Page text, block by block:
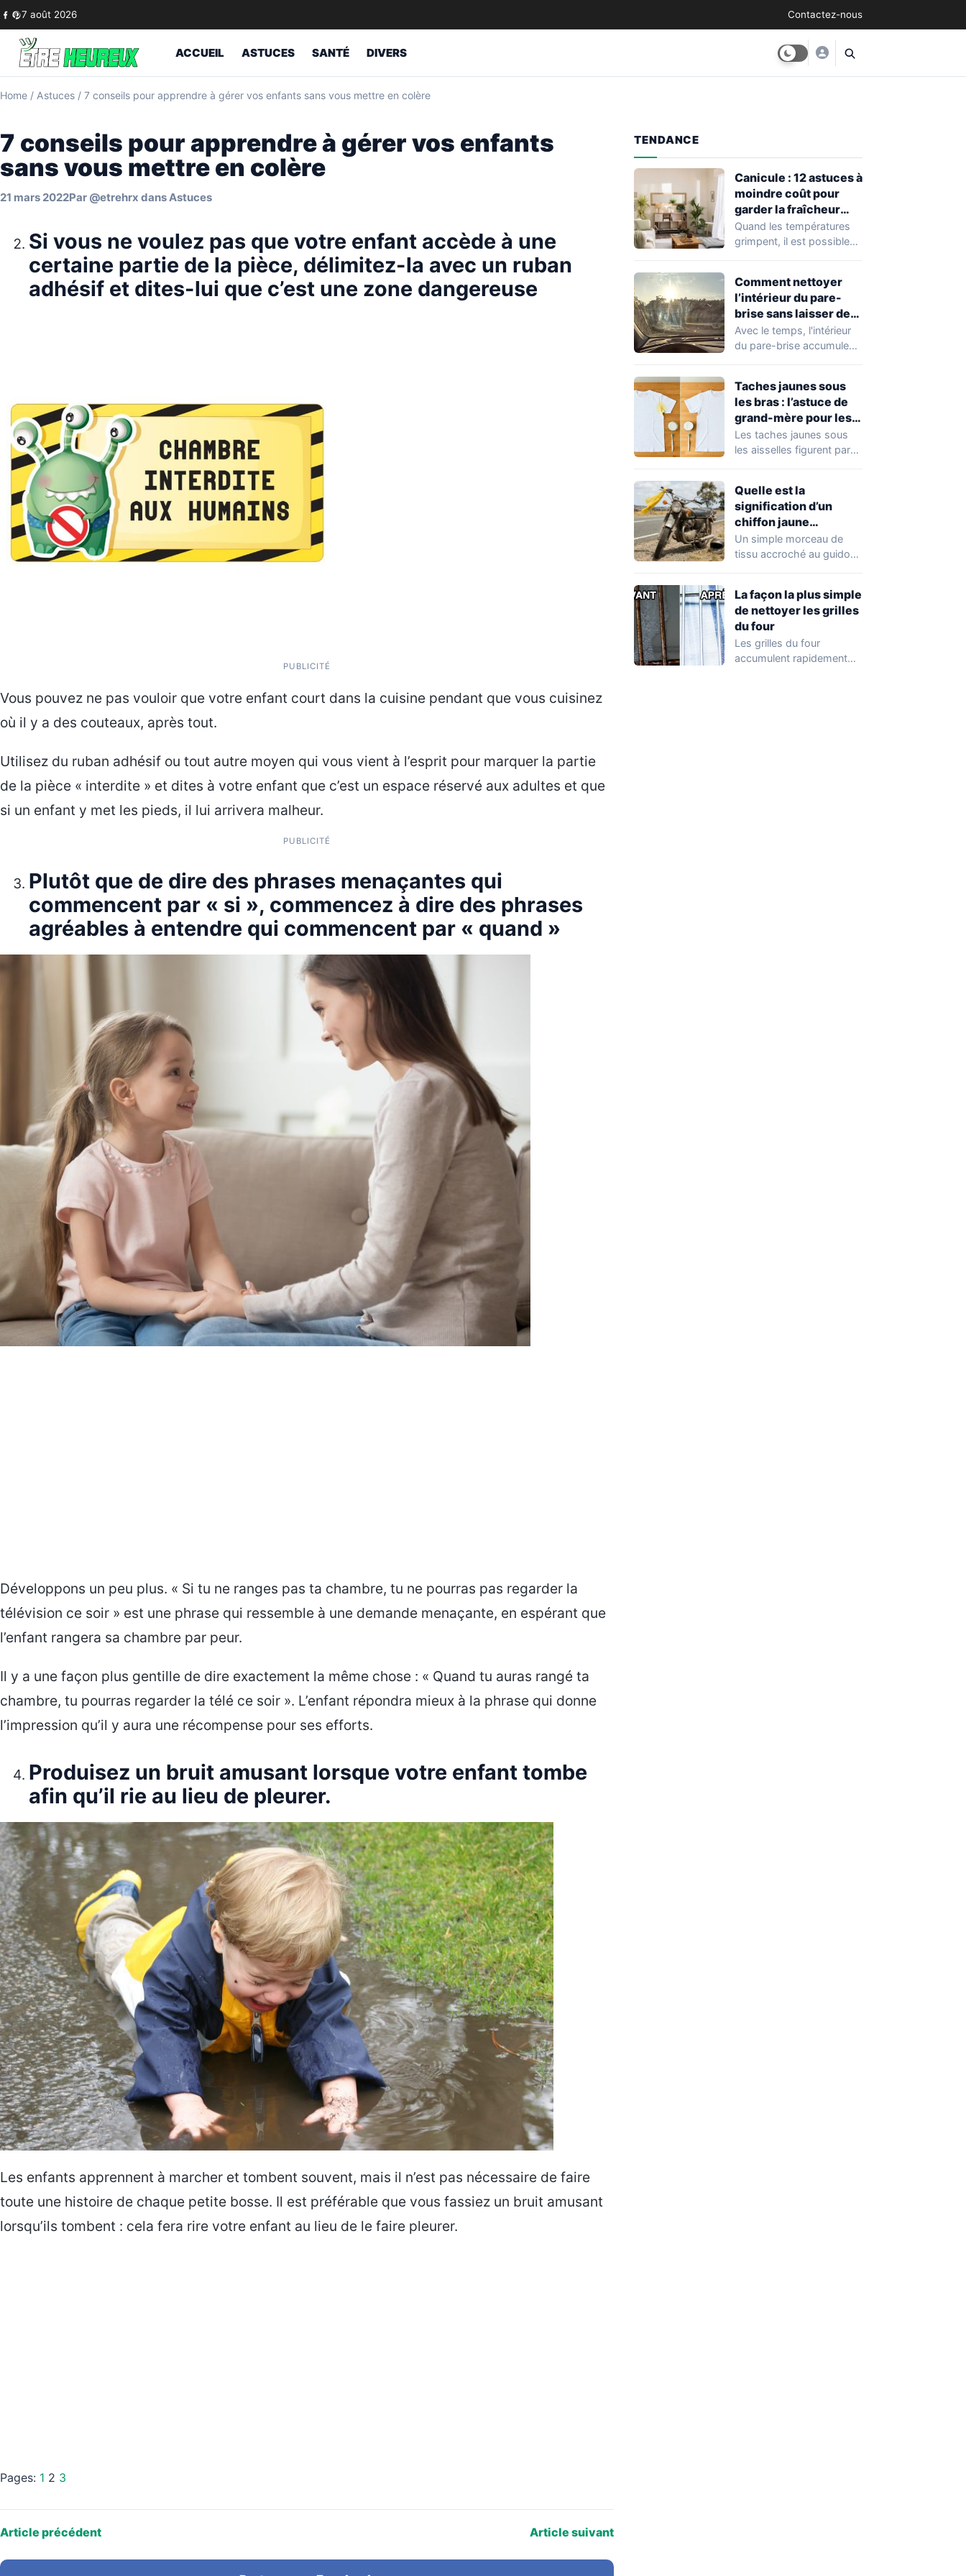
Skip to content
7 août 2026 Contactez-nous
ACCUEIL ASTUCES SANTÉ DIVERS
Home / Astuces / 7 conseils pour apprendre à gérer vos enfants sans vous mettre en colère
7 conseils pour apprendre à gérer vos enfants
sans vous mettre en colère
21 mars 2022Par @etrehrx dansAstuces
Si vous ne voulez pas que votre enfant accède à une
certaine partie de la pièce, délimitez-la avec un ruban
adhésif et dites-lui que c’est une zone dangereuse
PUBLICITÉ
Vous pouvez ne pas vouloir que votre enfant court dans la cuisine pendant que vous cuisinez
où il y a des couteaux, après tout.
Utilisez du ruban adhésif ou tout autre moyen qui vous vient à l’esprit pour marquer la partie
de la pièce « interdite » et dites à votre enfant que c’est un espace réservé aux adultes et que
si un enfant y met les pieds, il lui arrivera malheur.
PUBLICITÉ
Plutôt que de dire des phrases menaçantes qui
commencent par « si », commencez à dire des phrases
agréables à entendre qui commencent par « quand »
Développons un peu plus. « Si tu ne ranges pas ta chambre, tu ne pourras pas regarder la
télévision ce soir » est une phrase qui ressemble à une demande menaçante, en espérant que
l’enfant rangera sa chambre par peur.
Il y a une façon plus gentille de dire exactement la même chose : « Quand tu auras rangé ta
chambre, tu pourras regarder la télé ce soir ». L’enfant répondra mieux à la phrase qui donne
l’impression qu’il y aura une récompense pour ses efforts.
Produisez un bruit amusant lorsque votre enfant tombe
afin qu’il rie au lieu de pleurer.
Les enfants apprennent à marcher et tombent souvent, mais il n’est pas nécessaire de faire
toute une histoire de chaque petite bosse. Il est préférable que vous fassiez un bruit amusant
lorsqu’ils tombent : cela fera rire votre enfant au lieu de le faire pleurer.
Pages: 1 2 3
Article précédent Article suivant
TENDANCE
Canicule : 12 astuces à
moindre coût pour
garder la fraîcheur
chez soi
Quand les températures
grimpent, il est possible
Comment nettoyer
l’intérieur du pare-
brise sans laisser de
traces
Avec le temps, l'intérieur
du pare-brise accumule
Taches jaunes sous
les bras : l’astuce de
grand-mère pour les
faire disparaître
Les taches jaunes sous
les aisselles figurent parmi
Quelle est la
signification d’un
chiffon jaune
accroché au guidon
d’une moto ?
Un simple morceau de
tissu accroché au guidon
La façon la plus simple
de nettoyer les grilles
du four
Les grilles du four
accumulent rapidement